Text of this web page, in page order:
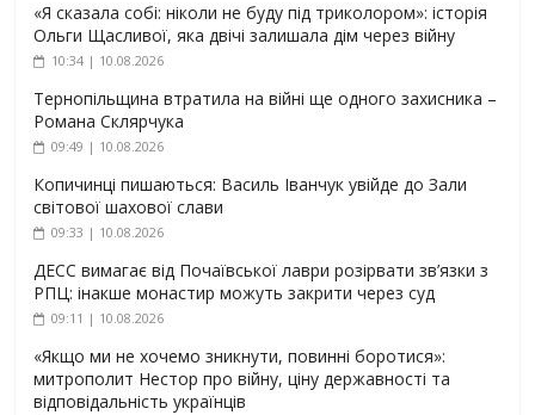
«Я сказала собі: ніколи не буду під триколором»: історія
Ольги Щасливої, яка двічі залишала дім через війну
10:34 | 10.08.2026
Тернопільщина втратила на війні ще одного захисника –
Романа Склярчука
09:49 | 10.08.2026
Копичинці пишаються: Василь Іванчук увійде до Зали
світової шахової слави
09:33 | 10.08.2026
ДЕСС вимагає від Почаївської лаври розірвати зв’язки з
РПЦ: інакше монастир можуть закрити через суд
09:11 | 10.08.2026
«Якщо ми не хочемо зникнути, повинні боротися»:
митрополит Нестор про війну, ціну державності та
відповідальність українців